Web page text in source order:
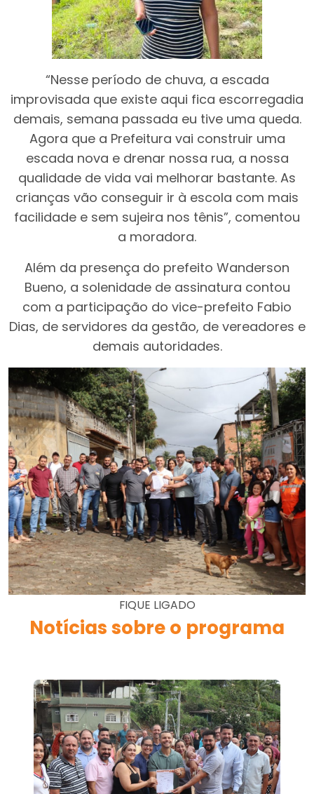
“Nesse período de chuva, a escada
improvisada que existe aqui fica escorregadia
demais, semana passada eu tive uma queda.
Agora que a Prefeitura vai construir uma
escada nova e drenar nossa rua, a nossa
qualidade de vida vai melhorar bastante. As
crianças vão conseguir ir à escola com mais
facilidade e sem sujeira nos tênis”, comentou
a moradora.
Além da presença do prefeito Wanderson
Bueno, a solenidade de assinatura contou
com a participação do vice-prefeito Fabio
Dias, de servidores da gestão, de vereadores e
demais autoridades.
FIQUE LIGADO
Notícias sobre o programa